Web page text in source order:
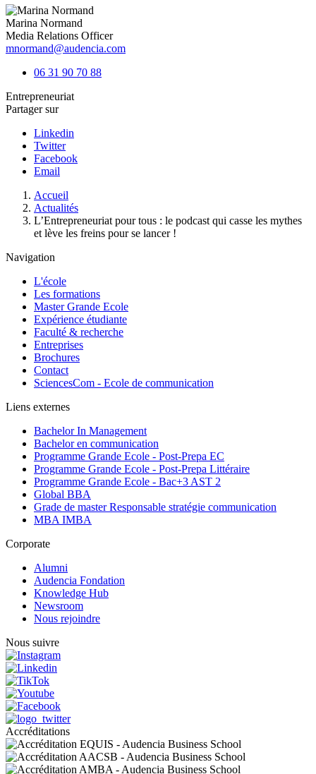
Marina Normand
Media Relations Officer
mnormand@audencia.com
06 31 90 70 88
Entrepreneuriat
Partager sur
Linkedin
Twitter
Facebook
Email
d'Ariane
Accueil
Actualités
L’Entrepreneuriat pour tous : le podcast qui casse les mythes
et lève les freins pour se lancer !
Navigation
L'école
Les formations
Master Grande Ecole
Expérience étudiante
Faculté & recherche
Entreprises
Brochures
Contact
SciencesCom - Ecole de communication
Liens externes
Bachelor In Management
Bachelor en communication
Programme Grande Ecole - Post-Prepa EC
Programme Grande Ecole - Post-Prepa Littéraire
Programme Grande Ecole - Bac+3 AST 2
Global BBA
Grade de master Responsable stratégie communication
MBA IMBA
Corporate
Alumni
Audencia Fondation
Knowledge Hub
Newsroom
Nous rejoindre
Nous suivre
Accréditations